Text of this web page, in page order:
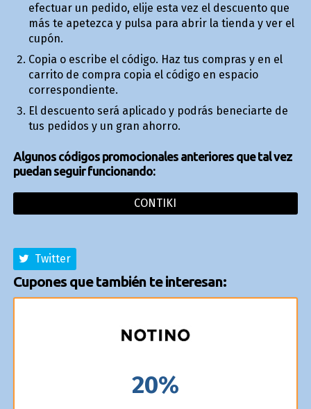
efectuar un pedido, elije esta vez el descuento que
más te apetezca y pulsa para abrir la tienda y ver el
cupón.
Copia o escribe el código. Haz tus compras y en el
carrito de compra copia el código en espacio
correspondiente.
El descuento será aplicado y podrás beneficiarte de
tus pedidos y un gran ahorro.
Algunos códigos promocionales anteriores que tal vez
puedan seguir funcionando:
CONTIKI
Twitter
Cupones que también te interesan:
20%